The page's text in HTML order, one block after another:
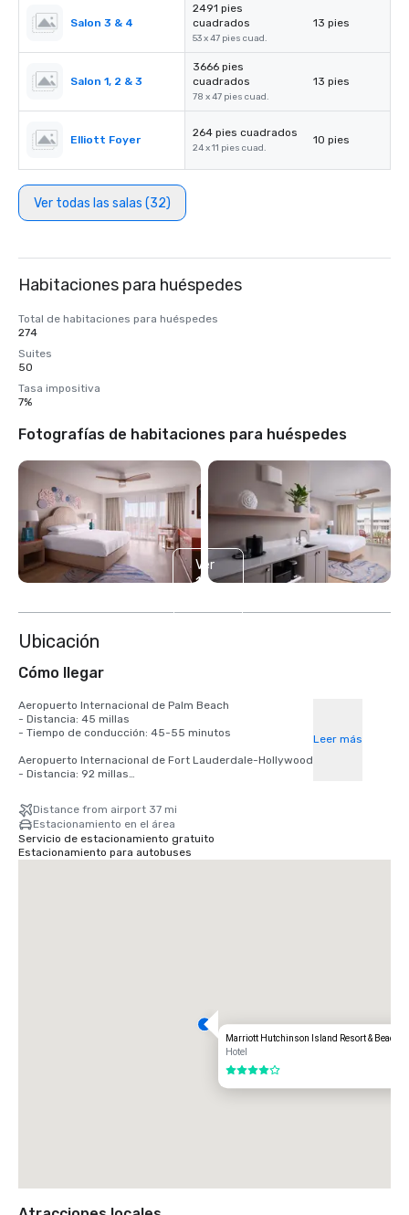
Salon 3 & 4
2491 pies
cuadrados
53 x 47 pies cuad.
13 pies
Salon 1, 2 & 3
3666 pies
cuadrados
78 x 47 pies cuad.
13 pies
Elliott Foyer
264 pies cuadrados
24 x 11 pies cuad.
10 pies
Ver todas las salas (32)
Habitaciones para huéspedes
Total de habitaciones para huéspedes
274
Suites
50
Tasa impositiva
7%
Fotografías de habitaciones para huéspedes
Ver
11
Ubicación
Cómo llegar
Aeropuerto Internacional de Palm Beach
- Distancia: 45 millas
- Tiempo de conducción: 45-55 minutos
Aeropuerto Internacional de Fort Lauderdale-Hollywood
- Distancia: 92 millas
Aeropuerto Internacional de Orlando
- Distancia: 135 millas
- Tiempo de conducción: 2-2,5 horas
Leer más
Distance from airport 37 mi
Estacionamiento en el área
Servicio de estacionamiento gratuito
Estacionamiento para autobuses
Marriott Hutchinson Island Resort & Beach
Hotel
4 de 5